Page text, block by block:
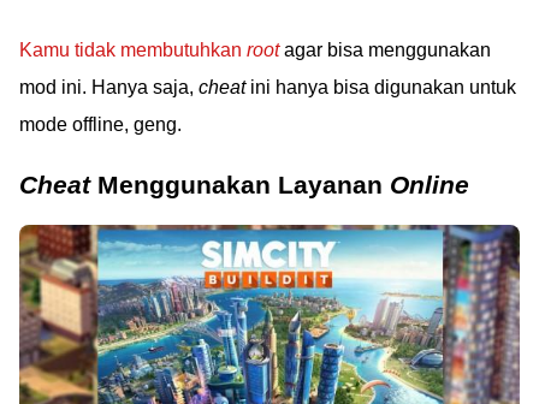
Kamu tidak membutuhkan rootagar bisa menggunakan
mod ini. Hanya saja, cheatini hanya bisa digunakan untuk
mode offline, geng.
CheatMenggunakan Layanan Online